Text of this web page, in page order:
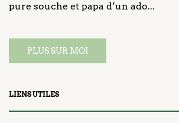
pure souche et papa d’un ado...
PLUS SUR MOI
LIENS UTILES